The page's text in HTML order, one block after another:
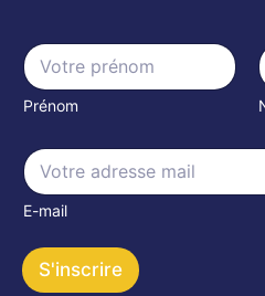
N
a
m
e
Prénom
m
a
i
N
a
m
E
m
i
*
E-mail
S'inscrire